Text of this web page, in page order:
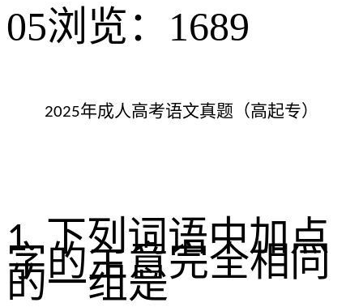
05浏览： 1689
2025年成人高考语文真题（高起专）
1.下列词语中加点
字的主意完全相同
的一组是